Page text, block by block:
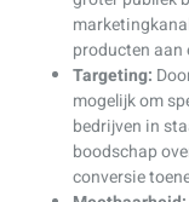
producten aan
Targeting:
mogelijk om
bedrijven in
boodschap
conversie